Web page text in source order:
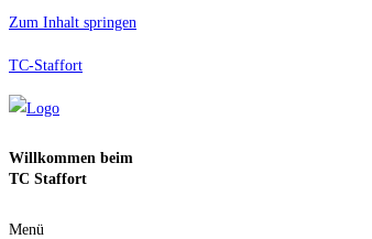
Zum Inhalt springen
TC-Staffort
Willkommen beim
TC Staffort
Menü